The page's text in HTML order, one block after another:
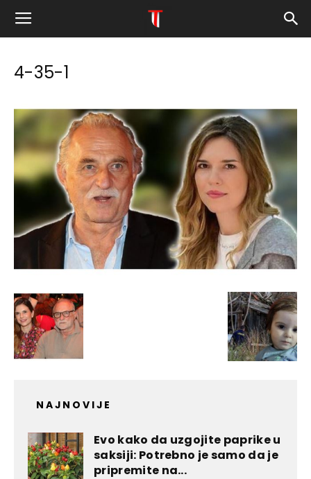
4-35-1
NAJNOVIJE
Evo kako da uzgojite paprike u
saksiji: Potrebno je samo da je
pripremite na...